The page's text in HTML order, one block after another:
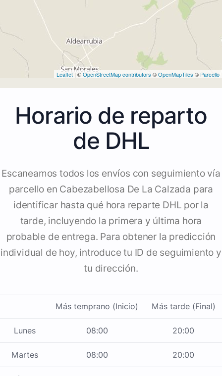
Leaflet| ©OpenStreetMap contributors ©OpenMapTiles © Parcello
Horario de reparto
de DHL
Escaneamos todos los envíos con seguimiento vía
parcello en Cabezabellosa De La Calzada para
identificar hasta qué hora reparte DHL por la
tarde, incluyendo la primera y última hora
probable de entrega. Para obtener la predicción
individual de hoy, introduce tu ID de seguimiento y
tu dirección.
Más temprano (Inicio) Más tarde (Final)
Lunes 08:00 20:00
Martes 08:00 20:00